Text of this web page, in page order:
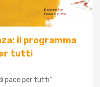
il programma
tutti
pace per tutti”